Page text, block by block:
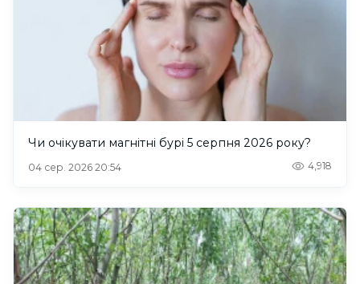
Чи очікувати магнітні бурі 5 серпня 2026 року?
04 сер. 2026 20:54 4,918